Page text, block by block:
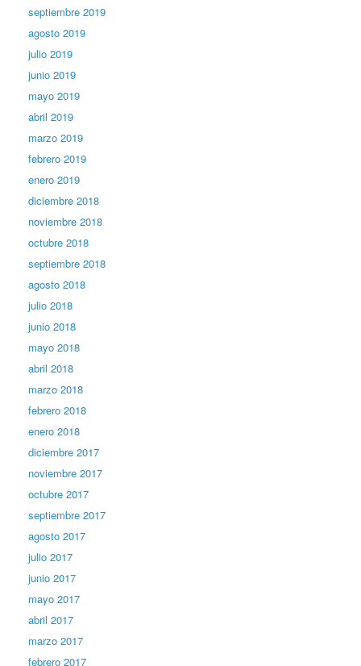
septiembre 2019
agosto 2019
julio 2019
junio 2019
mayo 2019
abril 2019
marzo 2019
febrero 2019
enero 2019
diciembre 2018
noviembre 2018
octubre 2018
septiembre 2018
agosto 2018
julio 2018
junio 2018
mayo 2018
abril 2018
marzo 2018
febrero 2018
enero 2018
diciembre 2017
noviembre 2017
octubre 2017
septiembre 2017
agosto 2017
julio 2017
junio 2017
mayo 2017
abril 2017
marzo 2017
febrero 2017